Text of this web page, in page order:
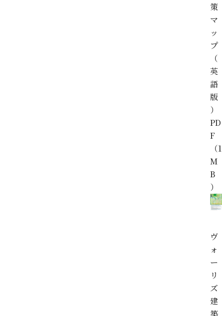
策
マ
ッ
プ
（
英
語
版
）
PD
F
（1
M
B
）
ヴ
ォ
ー
リ
ズ
建
築